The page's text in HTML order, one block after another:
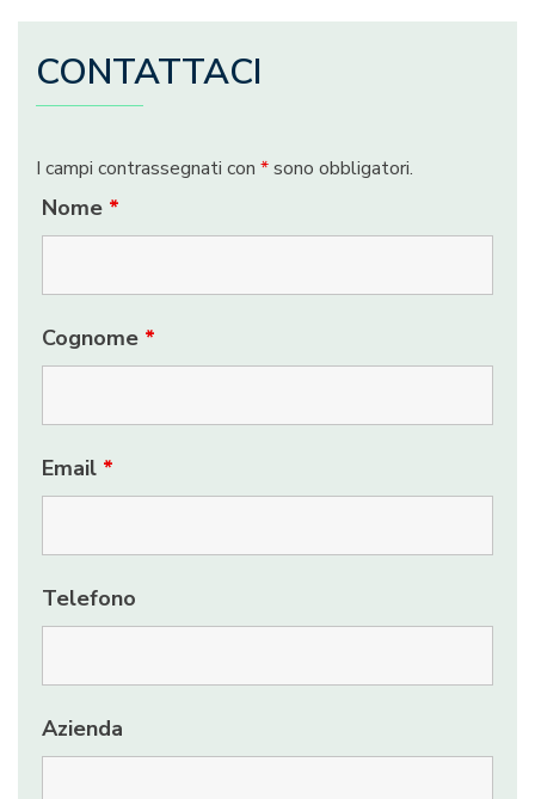
CONTATTACI
I campi contrassegnati con *sono obbligatori.
Nome *
Cognome *
Email *
Telefono
Azienda